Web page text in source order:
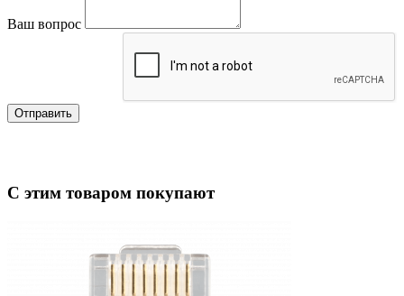
Ваш вопрос
Отправить
С этим товаром покупают